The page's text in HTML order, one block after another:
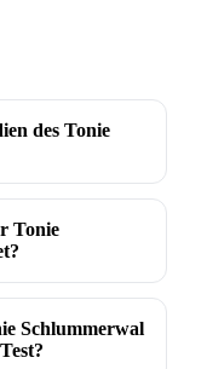
des Tonie
Tonie
Schlummerwal